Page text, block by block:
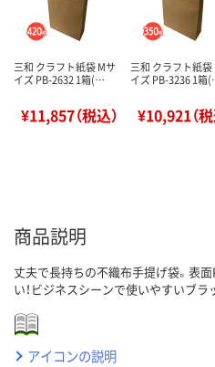
三和 クラフト紙袋 Mサ
イズ PB-2632 1箱(…
¥11,857（税込）
三和 クラフト紙袋
イズ PB-3236 1箱
¥10,921（税
商品説明
丈夫で長持ちの不織布手提げ袋。表
い！ビジネスシーンで使いやすいブラ
アイコンの説明